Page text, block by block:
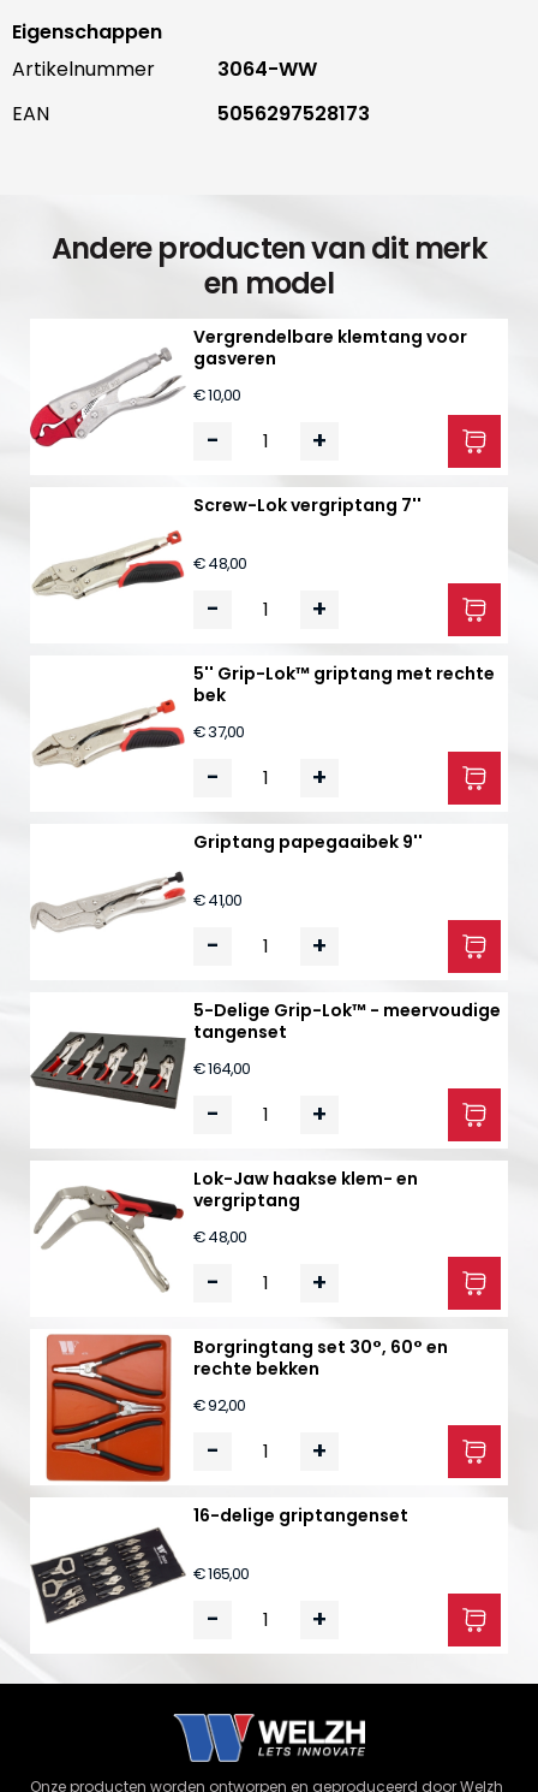
Eigenschappen
Artikelnummer
3064-WW
EAN
5056297528173
Andere producten van dit merk
en model
Vergrendelbare klemtang voor
gasveren
€ 10,00
- +
Screw-Lok vergriptang 7''
€ 48,00
- +
5'' Grip-Lok™ griptang met rechte
bek
€ 37,00
- +
Griptang papegaaibek 9''
€ 41,00
- +
5-Delige Grip-Lok™ - meervoudige
tangenset
€ 164,00
- +
Lok-Jaw haakse klem- en
vergriptang
€ 48,00
- +
Borgringtang set 30°, 60° en
rechte bekken
€ 92,00
- +
16-delige griptangenset
€ 165,00
- +
Onze producten worden ontworpen en geproduceerd door Welzh